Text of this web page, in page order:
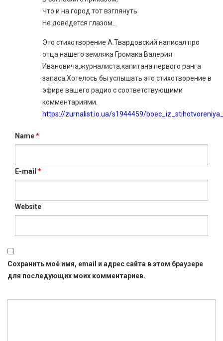
Что и на город тот взглянуть
Не доведется глазом…
Это стихотворение А.Твардовский написал про
отца нашего земляка Громака Валерия
Ивановича,журналиста,капитана первого ранга
запаса.Хотелось бы услышать это стихотворение в
эфире вашего радио с соответствующими
комментариями.
https://zurnalist.io.ua/s1944459/
Name*
E-mail *
Website
Сохранить моё имя, email и адрес сайта в этом браузере
для последующих моих комментариев.